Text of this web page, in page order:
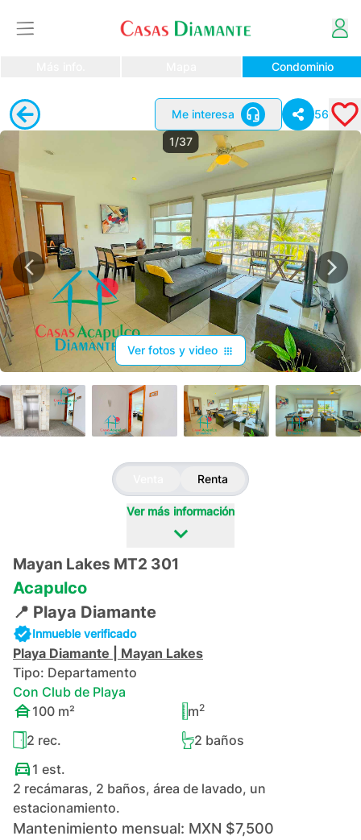
Condominio
Me interesa
56
1/37
Ver fotos y video
Renta
Ver más información
Mayan Lakes MT2 301
Acapulco
📍 Playa Diamante
Inmueble verificado
Playa Diamante
Mayan Lakes
Tipo: Departamento
Con Club de Playa
100 m² m2
2 rec. 2 baños
1 est.
2 recámaras, 2 baños, área de lavado, un
estacionamiento.
Mantenimiento mensual: MXN $7,500